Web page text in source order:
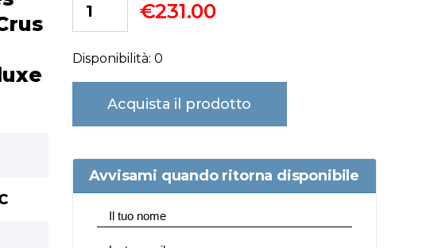
€231.00
Disponibilità: 0
Acquista il prodotto
Avvisami quando ritorna disponibile